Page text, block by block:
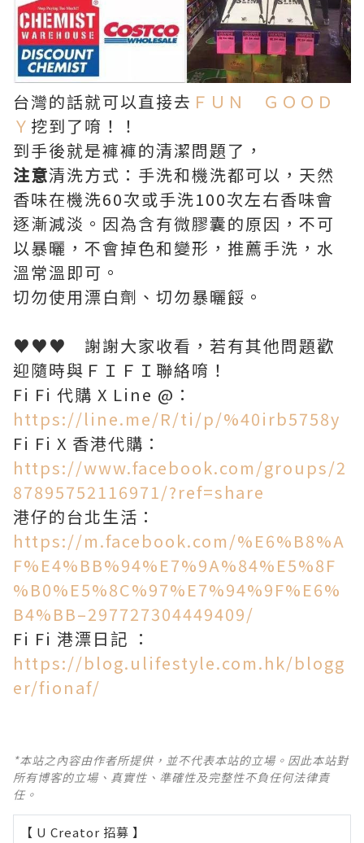
台灣的話就可以直接去 ＦＵＮ ＧＯＯＤ
Ｙ 挖到了唷！！
到手後就是褲褲的清潔問題了，
注意清洗方式：手洗和機洗都可以，天然
香味在機洗60次或手洗100次左右香味會
逐漸減淡。因為含有微膠囊的原因，不可
以暴曬，不會掉色和變形，推薦手洗，水
溫常溫即可。
切勿使用漂白劑、切勿暴曬餒。
♥♥♥ 謝謝大家收看，若有其他問題歡
迎隨時與ＦＩＦＩ聯絡唷！
Fi Fi 代購 X Line @：
https://line.me/R/ti/p/%40irb5758y
Fi Fi X 香港代購：
https://www.facebook.com/groups/2
87895752116971/?ref=share
港仔的台北生活：
https://m.facebook.com/%E6%B8%A
F%E4%BB%94%E7%9A%84%E5%8F
%B0%E5%8C%97%E7%94%9F%E6%
B4%BB–297727304449409/
Fi Fi 港漂日記 ：
https://blog.ulifestyle.com.hk/blogg
er/fionaf/
*本站之內容由作者所提供，並不代表本站的立場。因此本站對
所有博客的立場、真實性、準確性及完整性不負任何法律責
任。
【 U Creator 招募 】